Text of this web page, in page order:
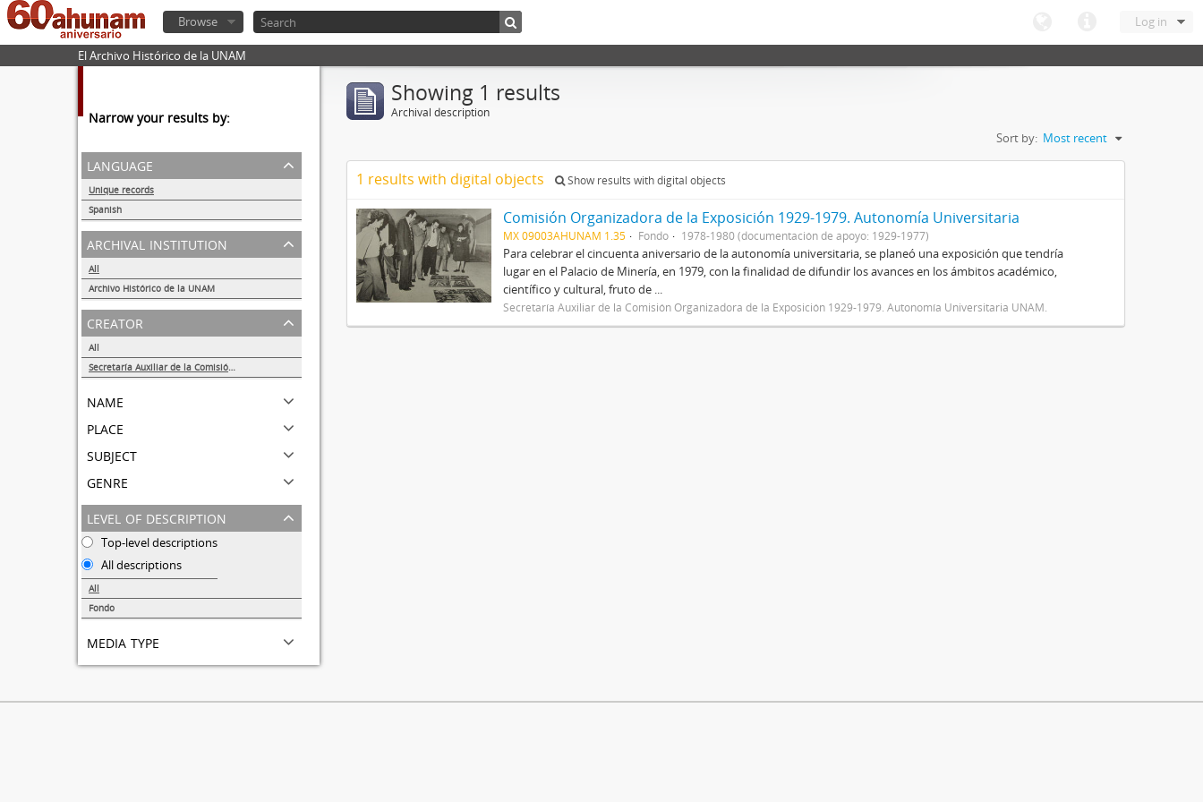
Log in
Browse
El Archivo Histórico de la UNAM
Narrow your results by:
language
Unique records
Spanish
1
archival institution
All
Archivo Histórico de la UNAM
1
creator
All
Secretaría Auxiliar de la Comisión Organizadora de la Exposición 1929-1979. Autonomía Universitaria UNAM.
name
place
subject
genre
level of description
Top-level descriptions
All descriptions
All
Fondo
media type
Showing 1 results
Archival description
Sort by: Most recent
1 results with digital objects Show results with digital objects
Comisión Organizadora de la Exposición 1929-1979. Autonomía Universitaria
MX 09003AHUNAM 1.35 Fondo 1978-1980 (documentación de apoyo: 1929-1977)
Para celebrar el cincuenta aniversario de la autonomía universitaria, se planeó una exposición que tendría
lugar en el Palacio de Minería, en 1979, con la finalidad de difundir los avances en los ámbitos académico,
científico y cultural, fruto de ...
Secretaría Auxiliar de la Comisión Organizadora de la Exposición 1929-1979. Autonomía Universitaria UNAM.